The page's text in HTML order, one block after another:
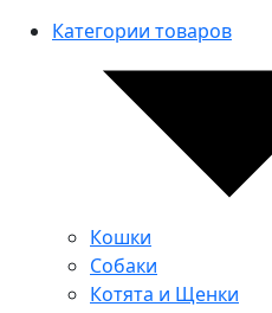
Категории товаров
Кошки
Собаки
Котята и Щенки